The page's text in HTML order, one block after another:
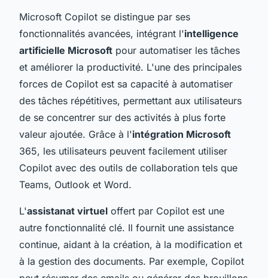
Microsoft Copilot se distingue par ses
fonctionnalités avancées, intégrant l'intelligence
artificielle Microsoft pour automatiser les tâches
et améliorer la productivité. L'une des principales
forces de Copilot est sa capacité à automatiser
des tâches répétitives, permettant aux utilisateurs
de se concentrer sur des activités à plus forte
valeur ajoutée. Grâce à l'intégration Microsoft
365, les utilisateurs peuvent facilement utiliser
Copilot avec des outils de collaboration tels que
Teams, Outlook et Word.
L'assistanat virtuel offert par Copilot est une
autre fonctionnalité clé. Il fournit une assistance
continue, aidant à la création, à la modification et
à la gestion des documents. Par exemple, Copilot